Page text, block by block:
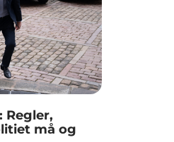
Regler,
må og